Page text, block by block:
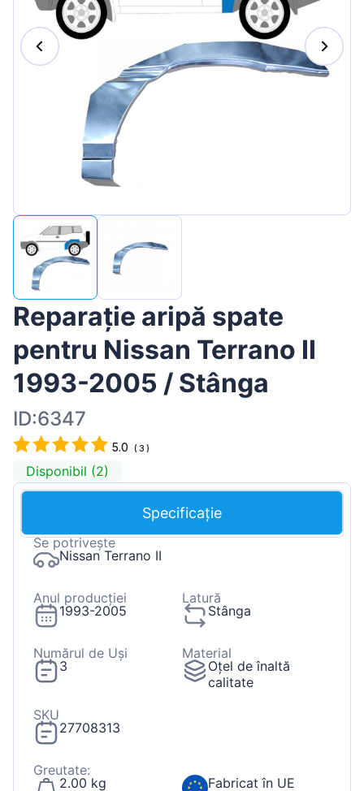
Magyar
Hrvatski
Reparație aripă spate
pentru Nissan Terrano II
1993-2005 / Stânga
ID:6347
5.0 (3 )
Disponibil (2)
Specificație
Se potrivește
Nissan Terrano II
Anul producției
1993-2005
Latură
Stânga
Numărul de Uși
3
Material
Oțel de înaltă
calitate
SKU
27708313
Greutate:
2.00 kg
Fabricat în UE